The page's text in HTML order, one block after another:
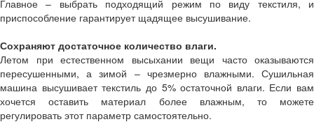
Главное – выбрать подходящий режим по виду текстиля, и
приспособление гарантирует щадящее высушивание.
Сохраняют достаточное количество влаги.
Летом при естественном высыхании вещи часто оказываются
пересушенными, а зимой – чрезмерно влажными. Сушильная
машина высушивает текстиль до 5% остаточной влаги. Если вам
хочется оставить материал более влажным, то можете
регулировать этот параметр самостоятельно.